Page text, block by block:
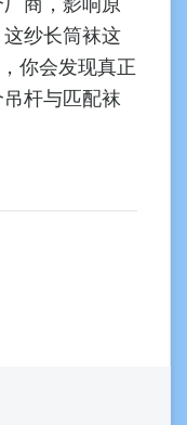
纱长筒袜这
你会发现真正
杆与匹配袜